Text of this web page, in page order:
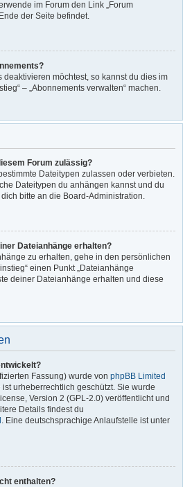
im Forum den Link „Forum
der Seite befindet.
möchtest, so kannst du dies im
– „Abonnements verwalten“ machen.
Forum zulässig?
Dateitypen zulassen oder verbieten.
Dateitypen du anhängen kannst und du
bitte an die Board-Administration.
Dateianhänge erhalten?
zu erhalten, gehe in den persönlichen
einen Punkt „Dateianhänge
deiner Dateianhänge erhalten und diese
Fassung) wurde von phpBB Limited
urheberrechtlich geschützt. Sie wurde
Version 2 (GPL-2.0) veröffentlicht und
Details findest du
. Eine deutschsprachige Anlaufstelle ist unter
enthalten?